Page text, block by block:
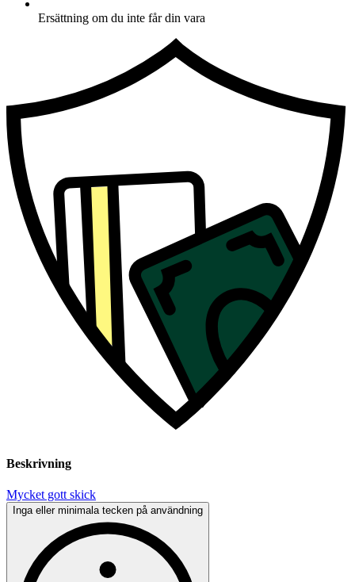
Ersättning om du inte får din vara
Beskrivning
Mycket gott skick
Inga eller minimala tecken på användning